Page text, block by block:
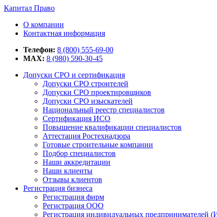
Капитал Право
О компании
Контактная информация
Телефон: 8 (800) 555-69-00
MAX: 8 (980) 590-30-45
Допуски СРО и сертификация
Допуски СРО строителей
Допуски СРО проектировщиков
Допуски СРО изыскателей
Национальный реестр специалистов
Сертификация ИСО
Повышение квалификации специалистов
Аттестация Ростехнадзора
Готовые строительные компании
Подбор специалистов
Наши аккредитации
Наши клиенты
Отзывы клиентов
Регистрация бизнеса
Регистрация фирм
Регистрация ООО
Регистрация индивидуальных предпринимателей